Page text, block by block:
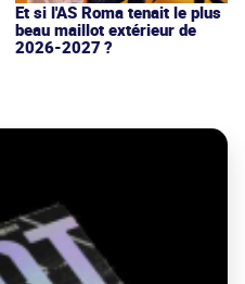
Et si l'AS Roma tenait le plus
beau maillot extérieur de
2026-2027 ?